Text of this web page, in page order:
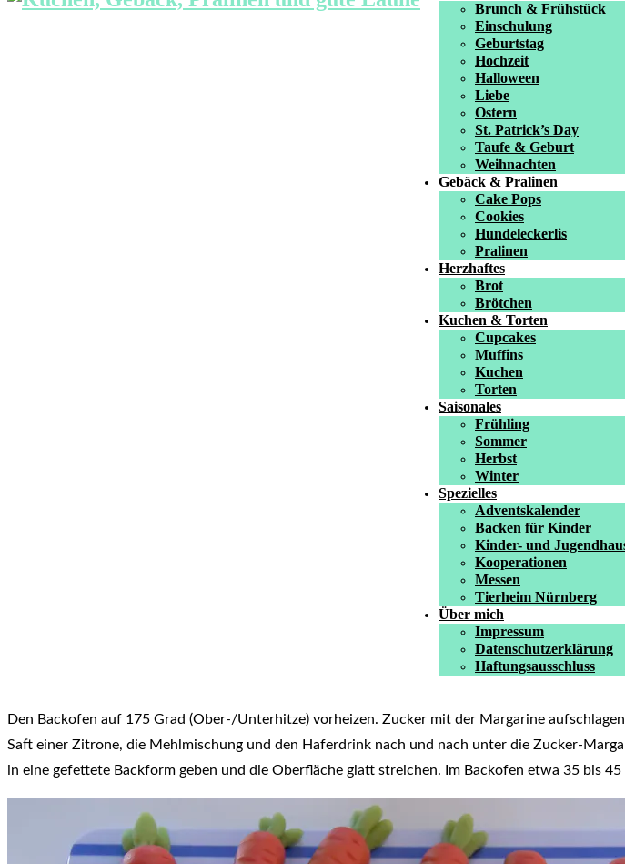
Brunch & Frühstück
Einschulung
Geburtstag
Hochzeit
Halloween
Liebe
Ostern
St. Patrick’s Day
Taufe & Geburt
Weihnachten
Gebäck & Pralinen
Cake Pops
Cookies
Hundeleckerlis
Pralinen
Herzhaftes
Brot
Brötchen
Kuchen & Torten
Cupcakes
Muffins
Kuchen
Torten
Saisonales
Frühling
Sommer
Herbst
Winter
Spezielles
Adventskalender
Backen für Kinder
Kinder- und
Kooperationen
Messen
Tierheim Nürnberg
Über mich
Impressum
Datenschutzerklärung
Haftungsausschluss
Den Backofen auf 175 Grad (Ober-/Unterhitze) vorheizen. Zucker mit der Margarine
Saft einer Zitrone, die Mehlmischung und den Haferdrink nach und nach unter die Zucker-
in eine gefettete Backform geben und die Oberfläche glatt streichen. Im Backofen etwa 35 bis